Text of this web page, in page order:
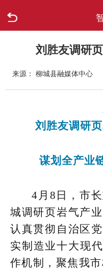
走进柳城
新闻中心
网上办事
互动回应
刘胜友调研
来源： 柳城县融媒体中心
刘胜友调研
谋划全产业
4月8日，市
城调研页岩气产
认真贯彻自治区
实制造业十大现
作机制，聚焦我